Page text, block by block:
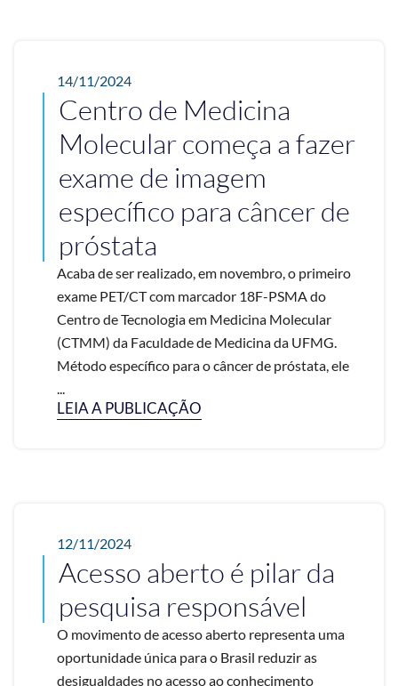
14/11/2024
Centro de Medicina
Molecular começa a fazer
exame de imagem
específico para câncer de
próstata
Acaba de ser realizado, em novembro, o primeiro
exame PET/CT com marcador 18F-PSMA do
Centro de Tecnologia em Medicina Molecular
(CTMM) da Faculdade de Medicina da UFMG.
Método específico para o câncer de próstata, ele
...
LEIA A PUBLICAÇÃO
12/11/2024
Acesso aberto é pilar da
pesquisa responsável
O movimento de acesso aberto representa uma
oportunidade única para o Brasil reduzir as
desigualdades no acesso ao conhecimento